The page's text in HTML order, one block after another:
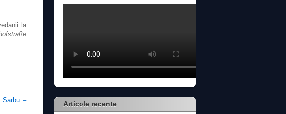
la
Sarbu –
Articole recente